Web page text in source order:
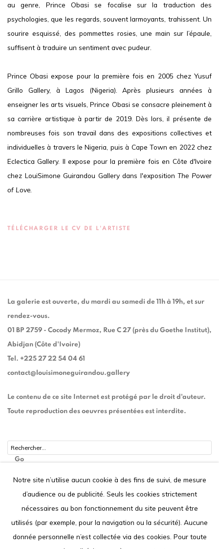
au genre, Prince Obasi se focalise sur la traduction des
psychologies, que les regards, souvent larmoyants, trahissent. Un
sourire esquissé, des pommettes rosies, une main sur l’épaule,
suffisent à traduire un sentiment avec pudeur.
Prince Obasi expose pour la première fois en 2005 chez Yusuf
Grillo Gallery, à Lagos (Nigeria). Après plusieurs années à
enseigner les arts visuels, Prince Obasi se consacre pleinement à
sa carrière artistique à partir de 2019. Dès lors, il présente de
nombreuses fois son travail dans des expositions collectives et
individuelles à travers le Nigeria, puis à Cape Town en 2022 chez
Eclectica Gallery. Il expose pour la première fois en Côte d'Ivoire
chez LouiSimone Guirandou Gallery dans l'expositionThe Power
of Love.
TÉLÉCHARGER LE CV DE L'ARTISTE
La galerie est ouverte, du mardi au samedi de 11h à 19h, et sur
rendez-vous.
01 BP 2759 - Cocody Mermoz, Rue C 27 (près du Goethe Institut),
Abidjan (Côte d'Ivoire)
Tel. +225 27 22 54 04 61
contact@louisimoneguirandou.gallery
Le contenu de ce site Internet est protégé par le droit d'auteur.
Toute reproduction des oeuvres présentées est interdite.
Go
Notre site n’utilise aucun cookie à des fins de suivi, de mesure
d’audience ou de publicité. Seuls les cookies strictement
nécessaires au bon fonctionnement du site peuvent être
utilisés (par exemple, pour la navigation ou la sécurité). Aucune
donnée personnelle n’est collectée via des cookies. Pour toute